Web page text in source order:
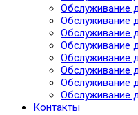
Обслуживание
Обслуживание
Обслуживание
Обслуживание
Обслуживание
Обслуживание
Обслуживание
Обслуживание
Контакты